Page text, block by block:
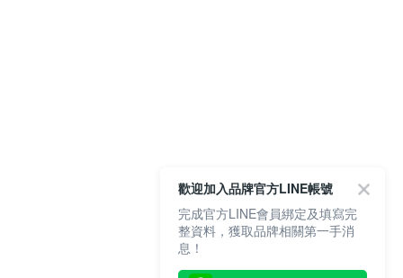
歡迎加入品牌官方LINE帳號
完成官方LINE會員綁定及填寫完
整資料，獲取品牌相關第一手消
息！